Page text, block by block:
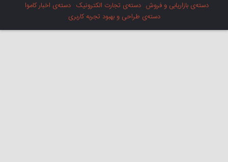
دسته‌ی بازاریابی و فروش دسته‌ی تجارت الکترونیک دسته‌ی اخبار کاموا
دسته‌ی طراحی و بهبود تجربه کاربری